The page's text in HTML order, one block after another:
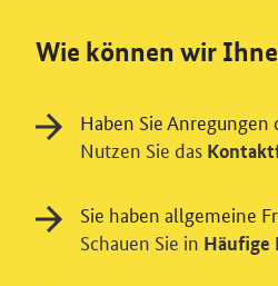
Wie können wir
Haben Sie Anregungen
Nutzen Sie das
Sie haben allgemeine
Schauen Sie in Häufige